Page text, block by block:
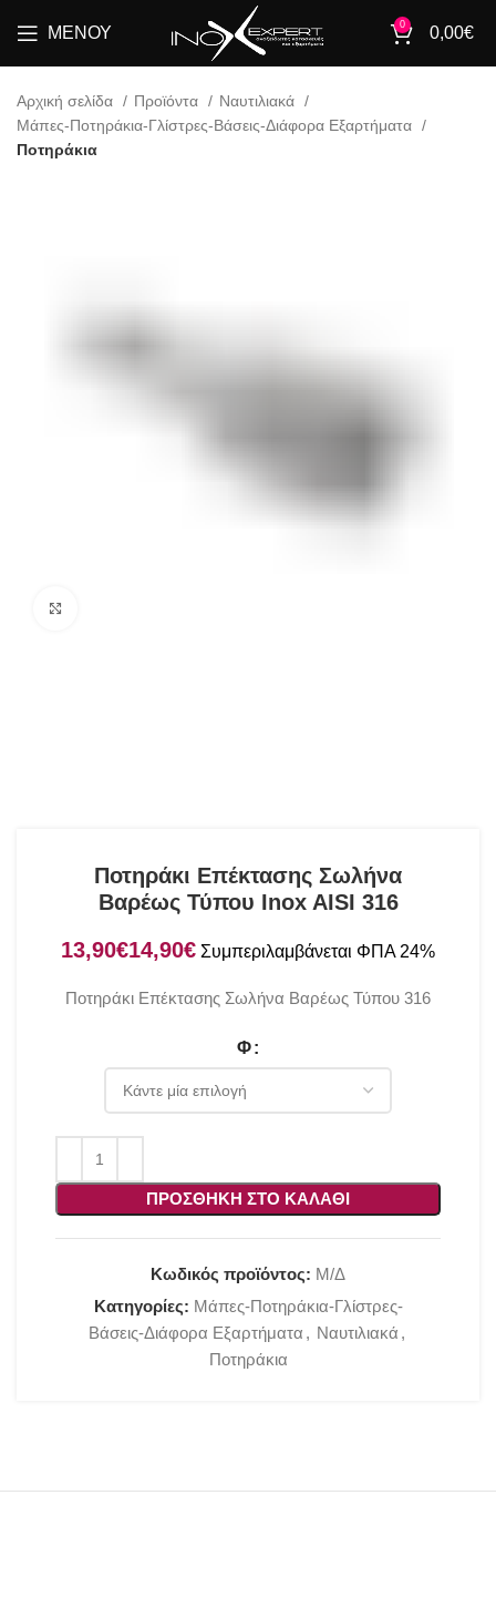
ΜΕΝΟΎ 0 0,00€
Αρχική σελίδα Προϊόντα
Ναυτιλιακά
Μάπες-Ποτηράκια-Γλίστρες-Βάσεις-Διάφορα Εξαρτήματα
Ποτηράκια
Ποτηράκι Επέκτασης Σωλήνα
Βαρέως Τύπου Inox AISI 316
€
€
Ποτηράκι Επέκτασης Σωλήνα Βαρέως Τύπου 316
Φ
ΠΡΟΣΘΉΚΗ ΣΤΟ ΚΑΛΆΘΙ
Κωδικός προϊόντος: Μ/Δ
Κατηγορίες: Μάπες-Ποτηράκια-Γλίστρες-
Βάσεις-Διάφορα Εξαρτήματα , Ναυτιλιακά ,
Ποτηράκια